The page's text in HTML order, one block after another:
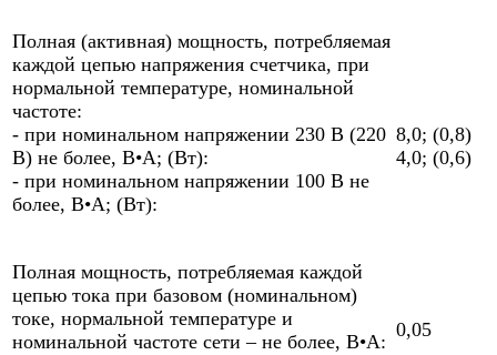
Полная (активная) мощность, потребляемая
каждой цепью напряжения счетчика, при
нормальной температуре, номинальной
частоте:
- при номинальном напряжении 230 В (220
В) не более, В•А; (Вт):
- при номинальном напряжении 100 В не
более, В•А; (Вт):
8,0; (0,8)
4,0; (0,6)
Полная мощность, потребляемая каждой
цепью тока при базовом (номинальном)
токе, нормальной температуре и
номинальной частоте сети – не более, В•А:
0,05